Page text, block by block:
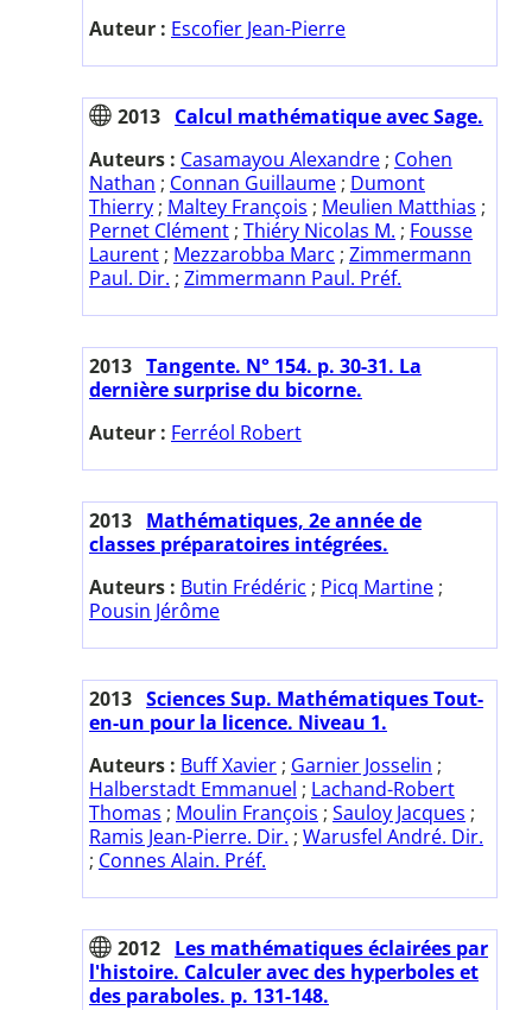
Auteur : Escofier Jean-Pierre
2013 Calcul mathématique avec Sage.
Auteurs : Casamayou Alexandre ; Cohen
Nathan ; Connan Guillaume ; Dumont
Thierry ; Maltey François ; Meulien Matthias ;
Pernet Clément ; Thiéry Nicolas M. ; Fousse
Laurent ; Mezzarobba Marc ; Zimmermann
Paul. Dir. ; Zimmermann Paul. Préf.
2013 Tangente. N° 154. p. 30-31. La
dernière surprise du bicorne.
Auteur : Ferréol Robert
2013 Mathématiques, 2e année de
classes préparatoires intégrées.
Auteurs : Butin Frédéric ; Picq Martine ;
Pousin Jérôme
2013 Sciences Sup. Mathématiques Tout-
en-un pour la licence. Niveau 1.
Auteurs : Buff Xavier ; Garnier Josselin ;
Halberstadt Emmanuel ; Lachand-Robert
Thomas ; Moulin François ; Sauloy Jacques ;
Ramis Jean-Pierre. Dir. ; Warusfel André. Dir.
; Connes Alain. Préf.
2012 Les mathématiques éclairées par
l'histoire. Calculer avec des hyperboles et
des paraboles. p. 131-148.